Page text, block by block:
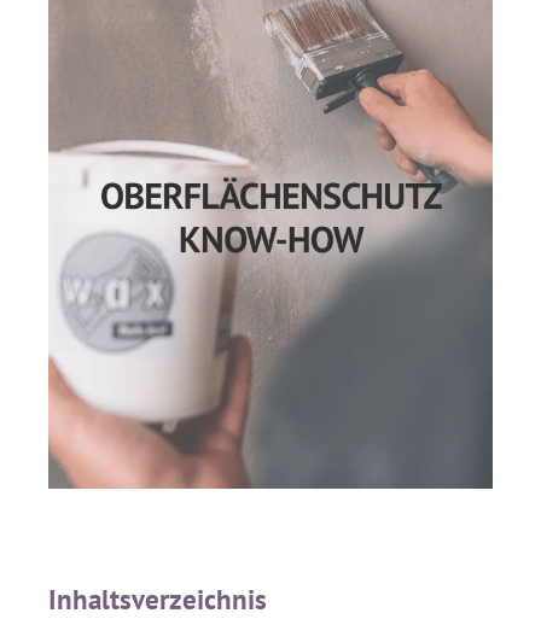
Inhaltsverzeichnis